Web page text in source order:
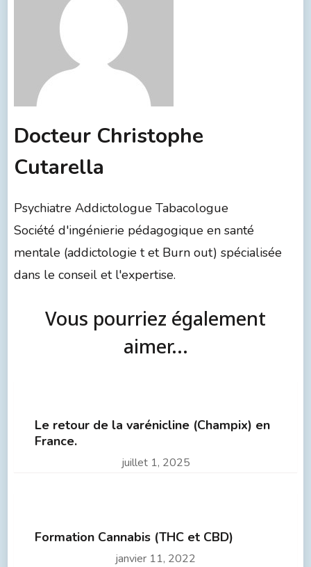
Docteur Christophe
Cutarella
Psychiatre Addictologue Tabacologue
Société d'ingénierie pédagogique en santé
mentale (addictologie t et Burn out) spécialisée
dans le conseil et l'expertise.
Vous pourriez également
aimer...
Le retour de la varénicline (Champix) en
France.
juillet 1, 2025
Formation Cannabis (THC et CBD)
janvier 11, 2022